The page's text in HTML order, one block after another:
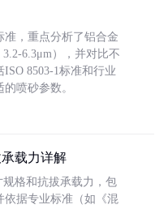
，重点分析了铝合金
6.3μm），并对比不
8503-1标准和行业
喷砂参数。
载力详解
格和抗拔承载力，包
依据专业标准（如《混